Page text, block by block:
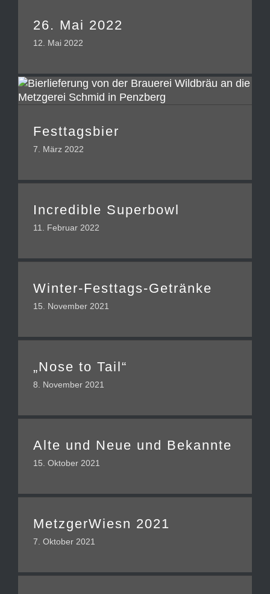
26. Mai 2022
12. Mai 2022
Festtagsbier
7. März 2022
Incredible Superbowl
11. Februar 2022
Winter-Festtags-Getränke
15. November 2021
„Nose to Tail“
8. November 2021
Alte und Neue und Bekannte
15. Oktober 2021
MetzgerWiesn 2021
7. Oktober 2021